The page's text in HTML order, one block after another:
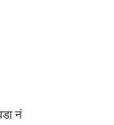
नं